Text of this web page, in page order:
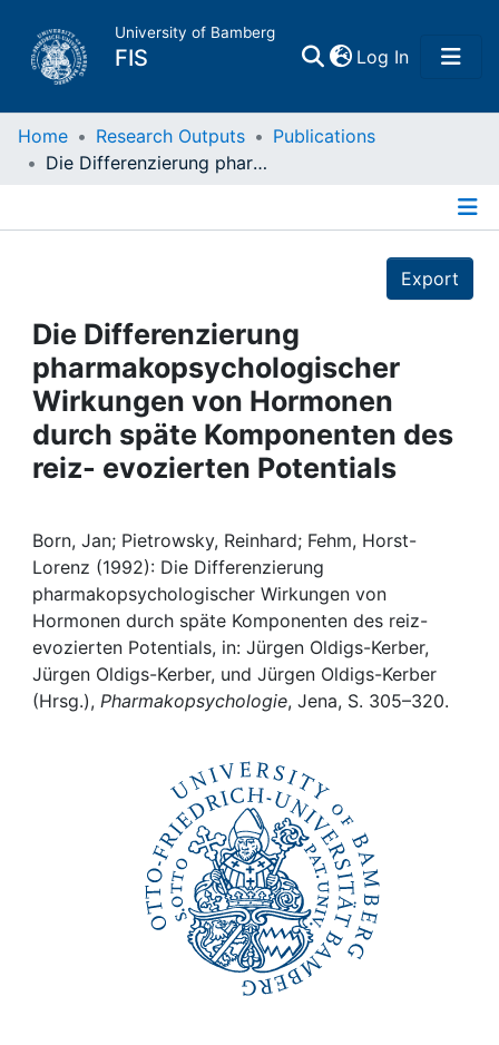
University of Bamberg
FIS Log In(current)
Home
Projects
People
Institutions
My FIS
Help
Home Research Outputs
Publications
Die Differenzierung pharmakopsychologischer Wirkungen von Hormonen durch späte Komponenten des reiz- evozierten Potentials
Export
Die Differenzierung
pharmakopsychologischer
Wirkungen von Hormonen
durch späte Komponenten des
reiz- evozierten Potentials
Born, Jan; Pietrowsky, Reinhard; Fehm, Horst-
Lorenz (1992): Die Differenzierung
pharmakopsychologischer Wirkungen von
Hormonen durch späte Komponenten des reiz-
evozierten Potentials, in: Jürgen Oldigs-Kerber,
Jürgen Oldigs-Kerber, und Jürgen Oldigs-Kerber
(Hrsg.), Pharmakopsychologie, Jena, S. 305–320.